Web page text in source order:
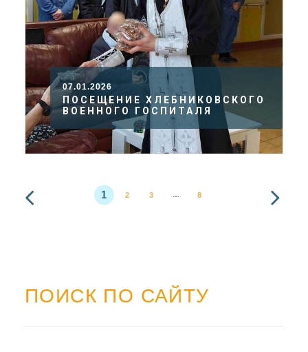
07.01.2026
ПОСЕЩЕНИЕ ХЛЕБНИКОВСКОГО
ВОЕННОГО ГОСПИТАЛЯ
1 2 3 … 8
ПОИСК ПО САЙТУ